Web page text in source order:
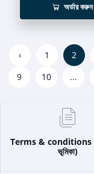
অর্ডার করুন
‹ 1 2
9
10 ...
Terms & conditions
ভূমিকা)